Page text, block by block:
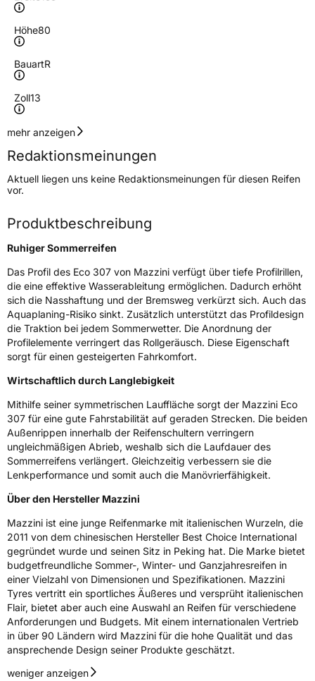
Höhe80
BauartR
Zoll13
Geschwindigkeitsindex
Höchstgeschwindigkeit
190 km/h
Lastindex79
Höchstlast437 kg
Generelle Merkmale
Fahrzeugtyp PKW
VerwendungSommerreifen
ModellnameEco 307
FahrzeugartPKW & SUV
Weitere Eigenschaften
Schlauchtyp TL
ZustandNeureifen
NasshaftungC
Rollgeräusch (Klasse)B
Rollgeräusch (dB)70
FahrzeugklasseC1
3PMSF / Schneeflockensymbol / Alpine-Symbol
mehr anzeigen
Redaktionsmeinungen
Aktuell liegen uns keine Redaktionsmeinungen für diesen Reifen
vor.
Produktbeschreibung
Ruhiger Sommerreifen
Das Profil des Eco 307 von Mazzini verfügt über tiefe Profilrillen,
die eine effektive Wasserableitung ermöglichen. Dadurch erhöht
sich die Nasshaftung und der Bremsweg verkürzt sich. Auch das
Aquaplaning-Risiko sinkt. Zusätzlich unterstützt das Profildesign
die Traktion bei jedem Sommerwetter. Die Anordnung der
Profilelemente verringert das Rollgeräusch. Diese Eigenschaft
sorgt für einen gesteigerten Fahrkomfort.
Wirtschaftlich durch Langlebigkeit
Mithilfe seiner symmetrischen Lauffläche sorgt der Mazzini Eco
307 für eine gute Fahrstabilität auf geraden Strecken. Die beiden
Außenrippen innerhalb der Reifenschultern verringern
ungleichmäßigen Abrieb, weshalb sich die Laufdauer des
Sommerreifens verlängert. Gleichzeitig verbessern sie die
Lenkperformance und somit auch die Manövrierfähigkeit.
Über den Hersteller Mazzini
Mazzini ist eine junge Reifenmarke mit italienischen Wurzeln, die
2011 von dem chinesischen Hersteller Best Choice International
gegründet wurde und seinen Sitz in Peking hat. Die Marke bietet
budgetfreundliche Sommer-, Winter- und Ganzjahresreifen in
einer Vielzahl von Dimensionen und Spezifikationen. Mazzini
Tyres vertritt ein sportliches Äußeres und versprüht italienischen
Flair, bietet aber auch eine Auswahl an Reifen für verschiedene
Anforderungen und Budgets. Mit einem internationalen Vertrieb
in über 90 Ländern wird Mazzini für die hohe Qualität und das
ansprechende Design seiner Produkte geschätzt.
weniger anzeigen